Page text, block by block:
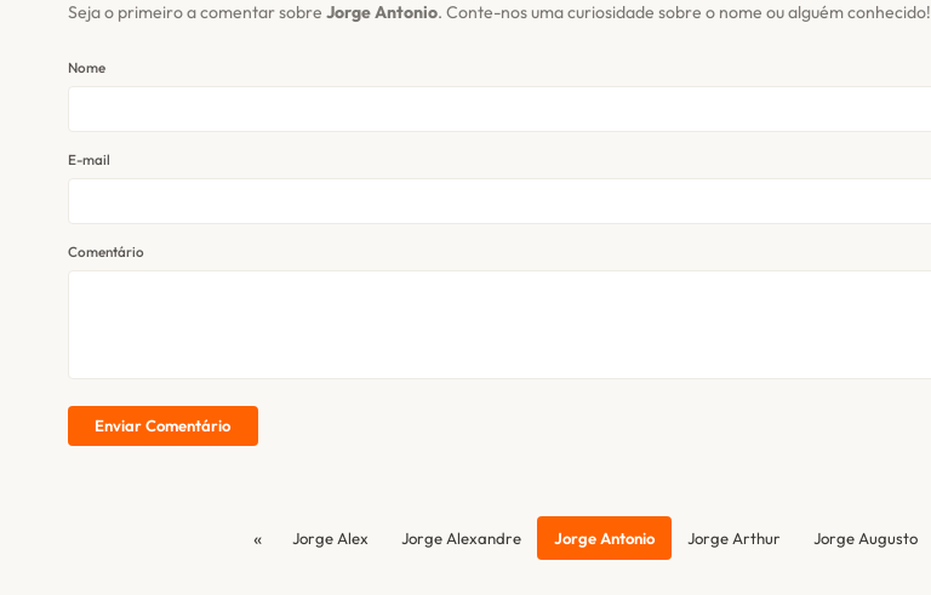
Seja o primeiro a comentar sobre Jorge Antonio. Conte-nos uma curiosidade sobre o nome ou alguém conhecido!
Nome
E-mail
Comentário
Enviar Comentário
« Jorge Alex Jorge Alexandre Jorge Antonio Jorge Arthur Jorge Augusto